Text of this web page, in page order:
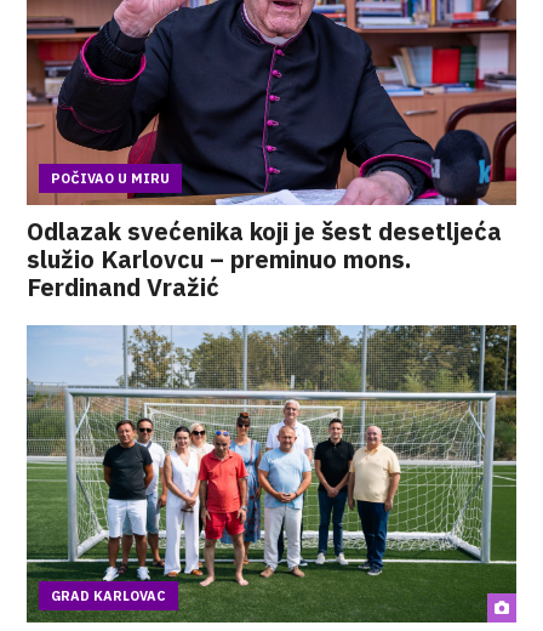
POČIVAO U MIRU
Odlazak svećenika koji je šest desetljeća
služio Karlovcu – preminuo mons.
Ferdinand Vražić
GRAD KARLOVAC